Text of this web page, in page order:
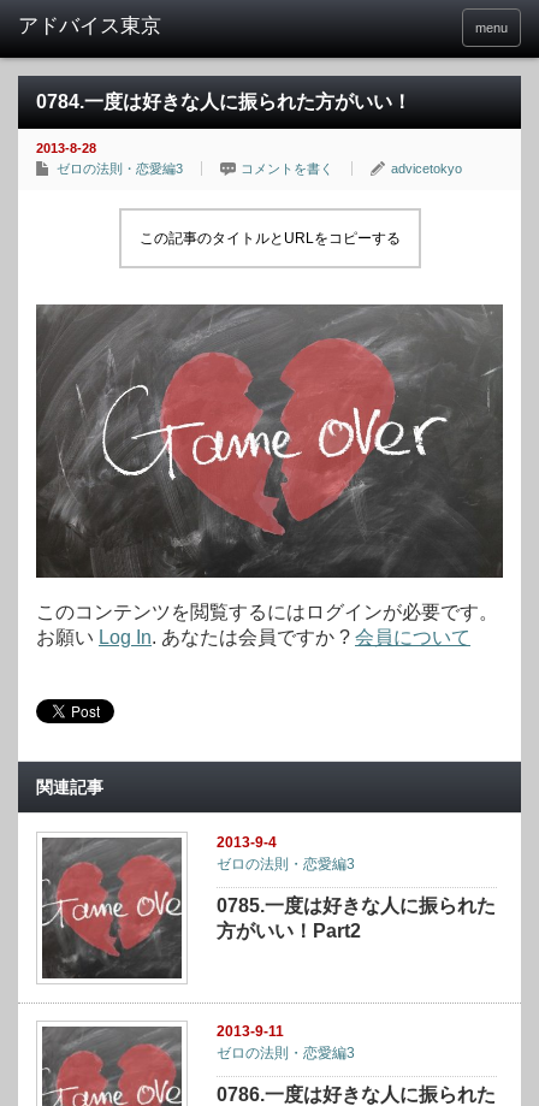
menu
0784.一度は好きな人に振られた方がいい！
2013-8-28
ゼロの法則・恋愛編3
コメントを書く advicetokyo
この記事のタイトルとURLをコピーする
このコンテンツを閲覧するにはログインが必要です。
お願い Log In. あなたは会員ですか ? 会員について
関連記事
2013-9-4
ゼロの法則・恋愛編3
0785.一度は好きな人に振られた
方がいい！Part2
2013-9-11
ゼロの法則・恋愛編3
0786.一度は好きな人に振られた